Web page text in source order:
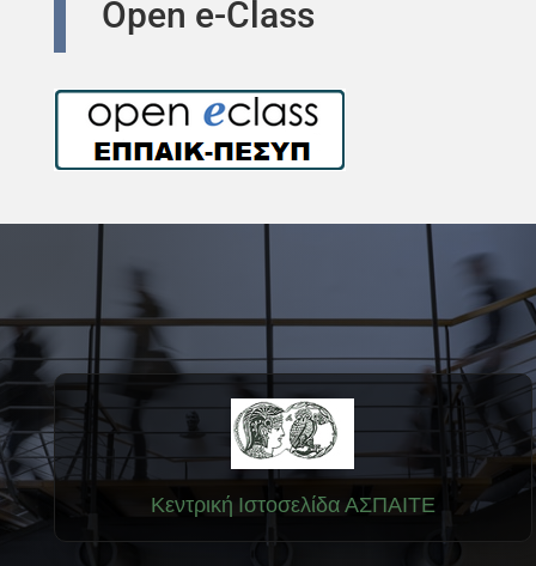
Open e-Class
Κεντρική Ιστοσελίδα ΑΣΠΑΙΤΕ